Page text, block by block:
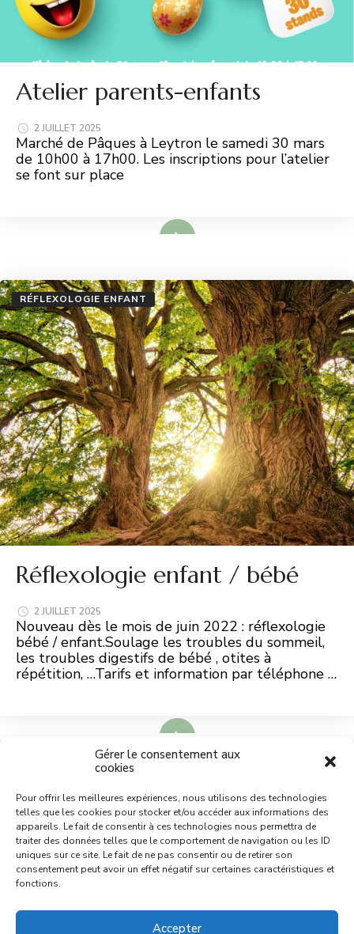
Gérer le consentement aux
cookies
Pour offrir les meilleures expériences, nous utilisons des technologies
telles que les cookies pour stocker et/ou accéder aux informations des
appareils. Le fait de consentir à ces technologies nous permettra de
traiter des données telles que le comportement de navigation ou les ID
uniques sur ce site. Le fait de ne pas consentir ou de retirer son
consentement peut avoir un effet négatif sur certaines caractéristiques et
fonctions.
Accepter
Atelier parents-enfants
2 JUILLET 2025
Marché de Pâques à Leytron le samedi 30 mars
de 10h00 à 17h00. Les inscriptions pour l’atelier
se font sur place
RÉFLEXOLOGIE ENFANT
Réflexologie enfant / bébé
2 JUILLET 2025
Nouveau dès le mois de juin 2022 : réflexologie
bébé / enfant.Soulage les troubles du sommeil,
les troubles digestifs de bébé , otites à
répétition, …Tarifs et information par téléphone …
Téléphone
079 785 2816